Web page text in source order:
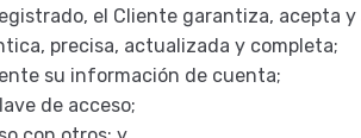
el Cliente garantiza, acepta y
precisa, actualizada y completa;
su información de cuenta;
de acceso;